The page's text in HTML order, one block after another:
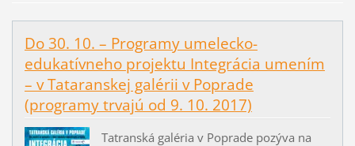
Do 30. 10. – Programy umelecko-
edukatívneho projektu Integrácia umením
– v Tataranskej galérii v Poprade
(programy trvajú od 9. 10. 2017)
Tatranská galéria v Poprade pozýva na